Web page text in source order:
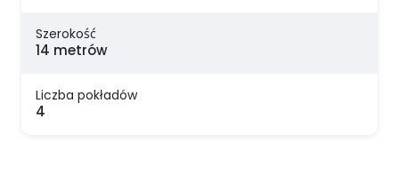
Szerokość
14 metrów
Liczba pokładów
4